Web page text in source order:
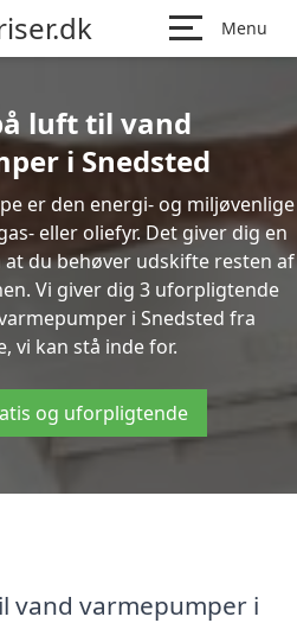
Menu
luft til vand
i Snedsted
er den energi- og miljøvenlige
eller oliefyr. Det giver dig en
du behøver udskifte resten af
Vi giver dig 3 uforpligtende
i Snedsted fra
vi kan stå inde for.
og uforpligtende
vand varmepumper i